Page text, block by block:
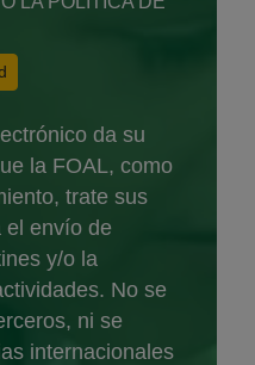
(Abre en nueva ventana)
da su
la FOAL, como
trate sus
el envío de
y/o la
No se
ni se
internacionales